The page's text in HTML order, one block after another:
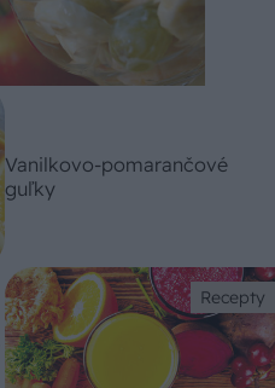
Vanilkovo-pomarančové
guľky
Recepty